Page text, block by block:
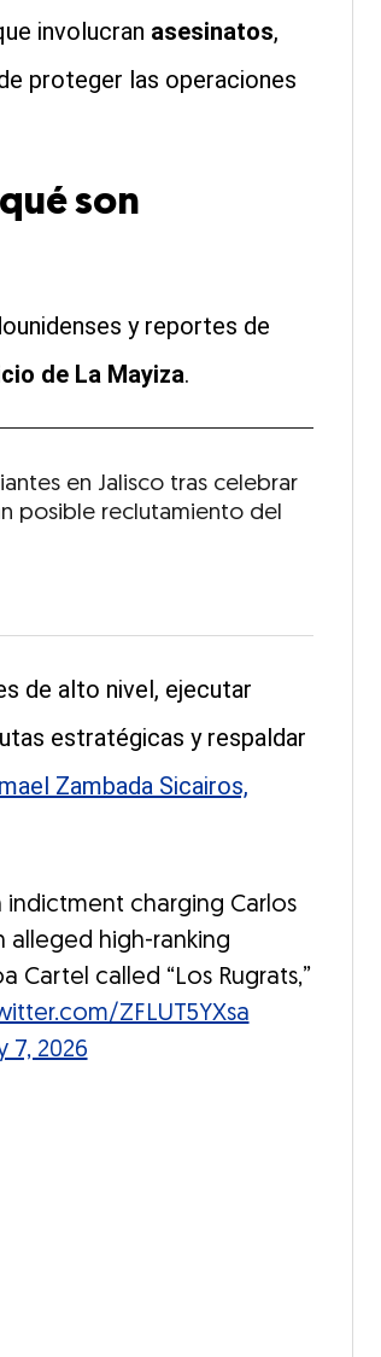
involucran asesinatos,
proteger las operaciones
son
y reportes de
de La Mayiza.
en Jalisco tras celebrar
posible reclutamiento del
de alto nivel, ejecutar
estratégicas y respaldar
Zambada Sicairos,
charging Carlos
alleged high-ranking
called “Los Rugrats,”
ZFLUT5YXsa
7, 2026